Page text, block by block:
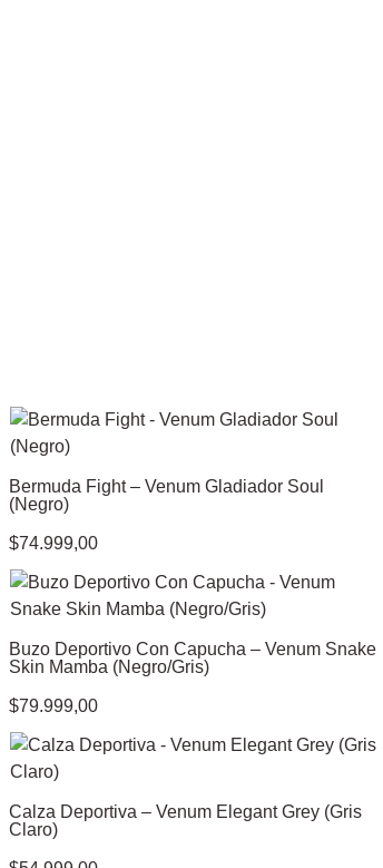
Bermuda Fight – Venum Gladiador Soul
(Negro)
$74.999,00
Buzo Deportivo Con Capucha – Venum Snake
Skin Mamba (Negro/Gris)
$79.999,00
Calza Deportiva – Venum Elegant Grey (Gris
Claro)